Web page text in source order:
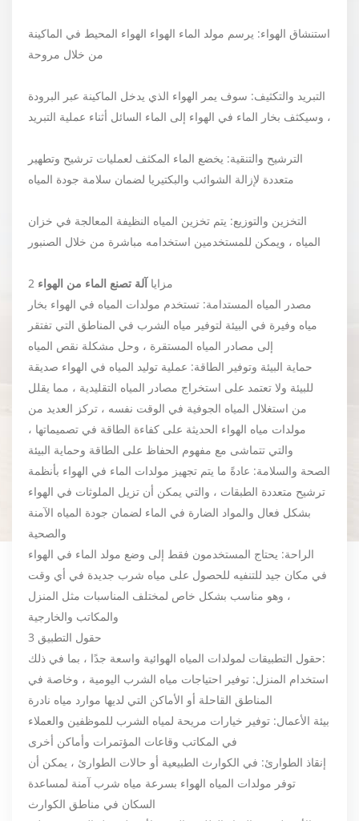
استنشاق الهواء: يرسم مولد الماء الهواء الهواء المحيط في الماكينة
من خلال مروحة
التبريد والتكثيف: سوف يمر الهواء الذي يدخل الماكينة عبر البرودة
، وسيكثف بخار الماء في الهواء إلى الماء السائل أثناء عملية التبريد
الترشيح والتنقية: يخضع الماء المكثف لعمليات ترشيح وتطهير
متعددة لإزالة الشوائب والبكتيريا لضمان سلامة جودة المياه
التخزين والتوزيع: يتم تخزين المياه النظيفة المعالجة في خزان
المياه ، ويمكن للمستخدمين استخدامه مباشرة من خلال الصنبور
2 مزاياآلة تصنع الماء من الهواء
مصدر المياه المستدامة: تستخدم مولدات المياه في الهواء بخار
مياه وفيرة في البيئة لتوفير مياه الشرب في المناطق التي تفتقر
إلى مصادر المياه المستقرة ، وحل مشكلة نقص المياه
حماية البيئة وتوفير الطاقة: عملية توليد المياه في الهواء صديقة
للبيئة ولا تعتمد على استخراج مصادر المياه التقليدية ، مما يقلل
من استغلال المياه الجوفية في الوقت نفسه ، تركز العديد من
مولدات مياه الهواء الحديثة على كفاءة الطاقة في تصميماتها ،
والتي تتماشى مع مفهوم الحفاظ على الطاقة وحماية البيئة
الصحة والسلامة: عادةً ما يتم تجهيز مولدات الماء في الهواء بأنظمة
ترشيح متعددة الطبقات ، والتي يمكن أن تزيل الملوثات في الهواء
بشكل فعال والمواد الضارة في الماء لضمان جودة المياه الآمنة
والصحية
الراحة: يحتاج المستخدمون فقط إلى وضع مولد الماء في الهواء
في مكان جيد للتنفيه للحصول على مياه شرب جديدة في أي وقت
، وهو مناسب بشكل خاص لمختلف المناسبات مثل المنزل
والمكاتب والخارجية
3 حقول التطبيق
حقول التطبيقات لمولدات المياه الهوائية واسعة جدًا ، بما في ذلك:
استخدام المنزل: توفير احتياجات مياه الشرب اليومية ، وخاصة في
المناطق القاحلة أو الأماكن التي لديها موارد مياه نادرة
بيئة الأعمال: توفير خيارات مريحة لمياه الشرب للموظفين والعملاء
في المكاتب وقاعات المؤتمرات وأماكن أخرى
إنقاذ الطوارئ: في الكوارث الطبيعية أو حالات الطوارئ ، يمكن أن
توفر مولدات المياه الهواء بسرعة مياه شرب آمنة لمساعدة
السكان في مناطق الكوارث